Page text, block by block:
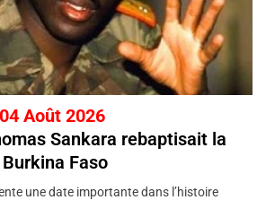
Août 2026
Sankara rebaptisait la
Faso
une date importante dans l’histoire